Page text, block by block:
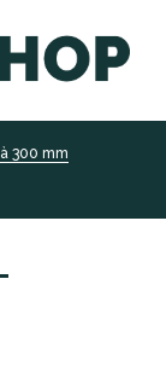
300 mm